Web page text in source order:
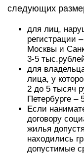
следующих
для лиц,
регистрации
Москвы и
3-5
для
лица, у
2 до 5 тысяч
Петербурге –
Если
договору
жилья
находились
допустимые